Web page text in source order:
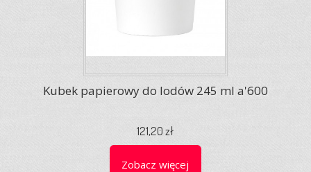
Kubek papierowy do lodów 245 ml a'600
121,20 zł
Zobacz więcej